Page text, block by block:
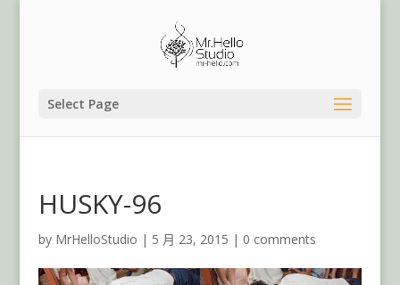
Select Page
HUSKY-96
by MrHelloStudio | 5 月 23, 2015 | 0 comments